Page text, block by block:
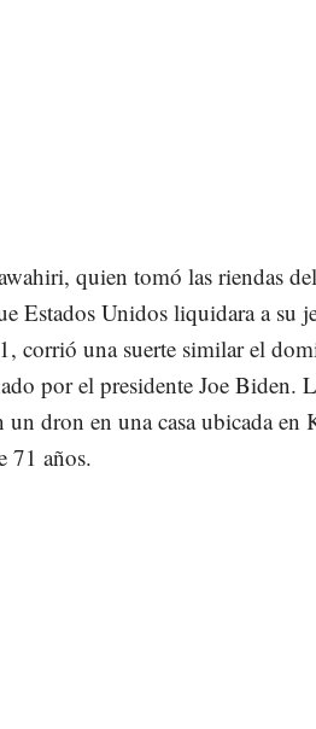
quien tomó las riendas del
Estados Unidos liquidara a su
corrió una suerte similar el
por el presidente Joe Biden.
dron en una casa ubicada en
71 años.